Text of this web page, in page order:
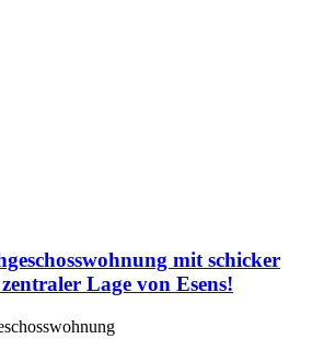
mit schicker
Lage von Esens!